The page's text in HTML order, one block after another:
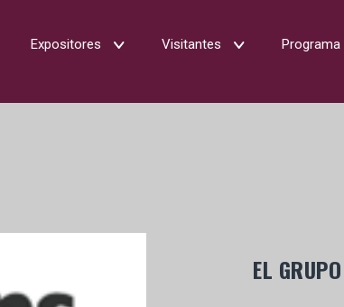
Expositores Visitantes Programa
EL